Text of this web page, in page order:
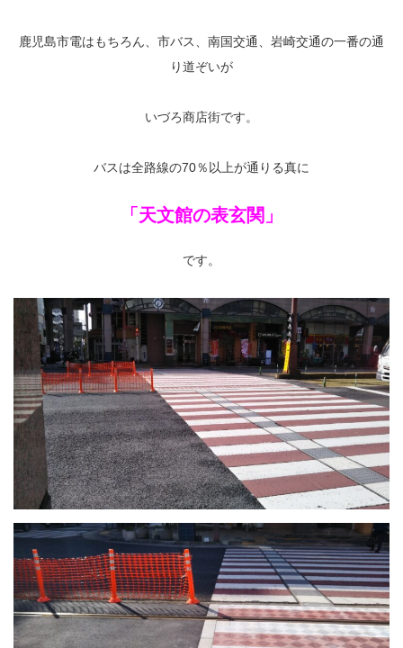
鹿児島市電はもちろん、市バス、南国交通、岩崎交通の一番の通
り道ぞいが
いづろ商店街です。
バスは全路線の70％以上が通りる真に
「天文館の表玄関」
です。